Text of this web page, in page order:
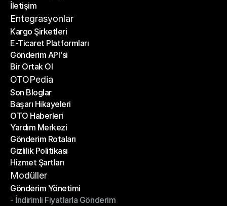
Fiyat Hesaplayıcı
İletişim
İletişim
Entegrasyonlar
Kargo Şirketleri
Kargo Şirketleri
E-Ticaret Platformları
E-Ticaret Platformları
Gönderim API'si
Gönderim API'si
Bir Ortak Ol
Bir Ortak Ol
OTOPedia
Son Bloglar
Son Bloglar
Başarı Hikayeleri
Başarı Hikayeleri
OTO Haberleri
OTO Haberleri
Yardım Merkezi
Yardım Merkezi
Gönderim Rotaları
Gönderim Rotaları
Gizlilik Politikası
Gizlilik Politikası
Hizmet Şartları
Hizmet Şartları
Modüller
Gönderim Yönetimi
Gönderim Yönetimi
- İndirimli Fiyatlarla Gönderim